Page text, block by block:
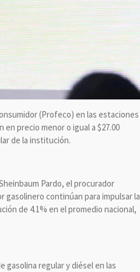
(Profeco) en las estaciones
precio menor o igual a $27.00
de la institución.
Pardo, el procurador
continúan para impulsar la
de 4.1% en el promedio nacional,
regular y diésel en las